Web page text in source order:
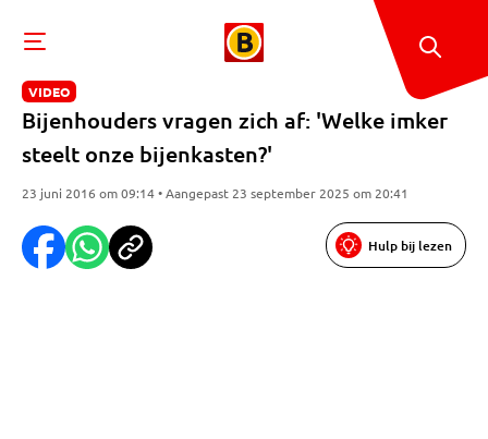
VIDEO
Bijenhouders vragen zich af: 'Welke imker
steelt onze bijenkasten?'
23 juni 2016 om 09:14 • Aangepast 23 september 2025 om 20:41
Hulp bij lezen